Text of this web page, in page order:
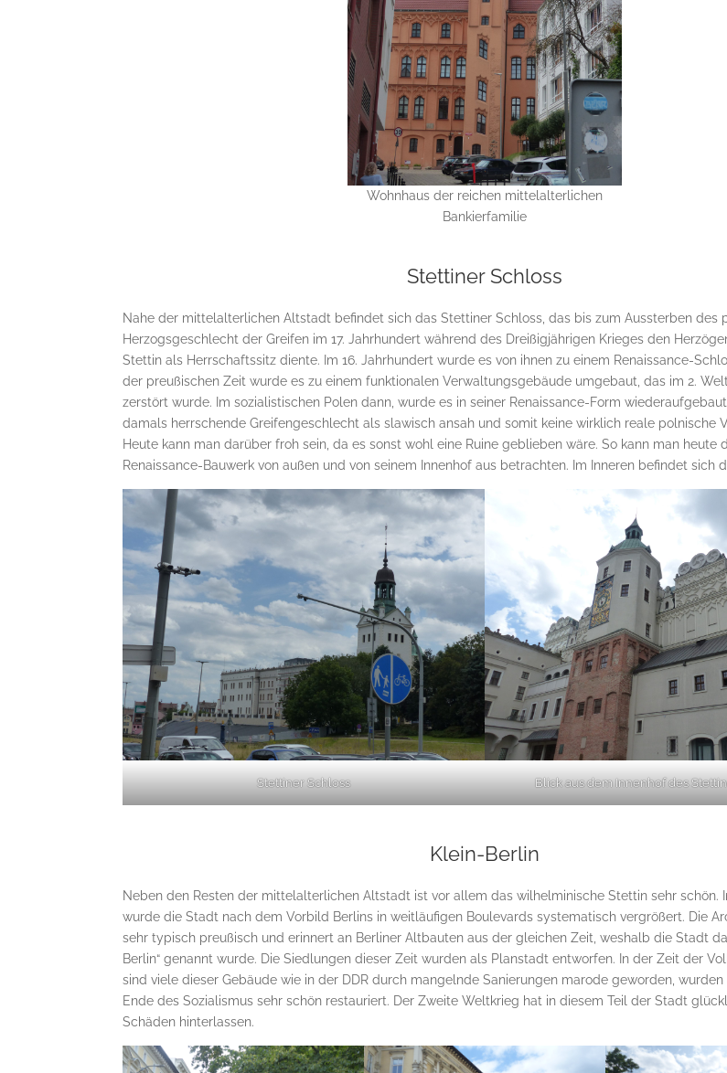
Wohnhaus der reichen mittelalterlichen
Bankierfamilie
Stettiner Schloss
Nahe der mittelalterlichen Altstadt befindet sich das Stettiner Schloss, das bis zum Aussterben des
Herzogsgeschlecht der Greifen im 17. Jahrhundert während des Dreißigjährigen Krieges den
Stettin als Herrschaftssitz diente. Im 16. Jahrhundert wurde es von ihnen zu einem Renaissance-
der preußischen Zeit wurde es zu einem funktionalen Verwaltungsgebäude umgebaut, das im 2.
zerstört wurde. Im sozialistischen Polen dann, wurde es in seiner Renaissance-Form
damals herrschende Greifengeschlecht als slawisch ansah und somit keine wirklich reale polnische
Heute kann man darüber froh sein, da es sonst wohl eine Ruine geblieben wäre. So kann man heute
Renaissance-Bauwerk von außen und von seinem Innenhof aus betrachten. Im Inneren befindet sich
Stettiner Schloss Blick aus dem Innenhof des
Klein-Berlin
Neben den Resten der mittelalterlichen Altstadt ist vor allem das wilhelminische Stettin sehr schön.
wurde die Stadt nach dem Vorbild Berlins in weitläufigen Boulevards systematisch vergrößert. Die
sehr typisch preußisch und erinnert an Berliner Altbauten aus der gleichen Zeit, weshalb die Stadt
Berlin“ genannt wurde. Die Siedlungen dieser Zeit wurden als Planstadt entworfen. In der Zeit der
sind viele dieser Gebäude wie in der DDR durch mangelnde Sanierungen marode geworden,
Ende des Sozialismus sehr schön restauriert. Der Zweite Weltkrieg hat in diesem Teil der Stadt
Schäden hinterlassen.